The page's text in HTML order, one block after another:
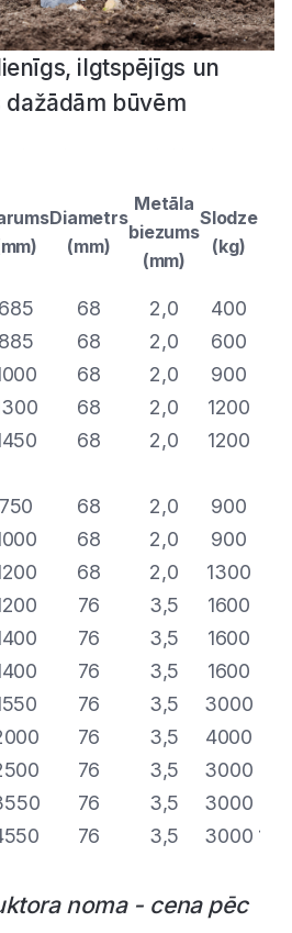
ilgtspējīgs un
būvēm
pēdējos gados kļūst aizvien
nozarē. Skrūvpāļi ir izgatavoti
un tiek izmantoti kā
- no terasēm un
mājām un
Skrūvpāļi piedāvā daudz
tos par ideālu risinājumu gan
būvniecības projektiem.
gadījumos, kad vēlaties
betonēšanas, zemes
un vienkāršā uzstādīšana
dažādiem būvdarbu
ļauj paātrināt būvniecības
turpināt uzreiz pēc
labs risinājums?
konstrukcijām, skrūvpāļi
uz apkārtējo vidi. To
elastīga, kas ļauj uzreiz pēc
būvniecības darbus, kur,
Diametrs
(mm)
Metāla
biezums
(mm)
Slodze
(kg)
685 68 2,0 400
885 68 2,0 600
68 2,0 900
68 2,0 1200
68 2,0 1200
750 68 2,0 900
68 2,0 900
68 2,0 1300
76 3,5 1600
76 3,5 1600
76 3,5 1600
76 3,5 3000
76 3,5 4000
76 3,5 3000
76 3,5 3000
76 3,5 3000
noma - cena pēc